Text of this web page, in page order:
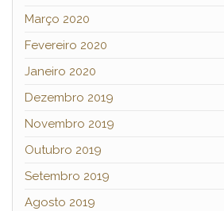
Março 2020
Fevereiro 2020
Janeiro 2020
Dezembro 2019
Novembro 2019
Outubro 2019
Setembro 2019
Agosto 2019